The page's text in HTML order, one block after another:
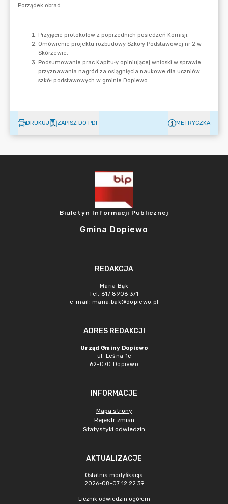
DRUKUJ ZAPISZ DO PDF METRYCZKA
Biuletyn Informacji Publicznej
Gmina Dopiewo
REDAKCJA
Maria Bąk
Tel. 61/ 8906 371
e-mail: maria.bak@dopiewo.pl
ADRES REDAKCJI
Urząd Gminy Dopiewo
ul. Leśna 1c
62-070 Dopiewo
INFORMACJE
Mapa strony
Rejestr zmian
Statystyki odwiedzin
AKTUALIZACJE
Ostatnia modyfikacja
2026-08-07 12:22:39
Licznik odwiedzin ogółem